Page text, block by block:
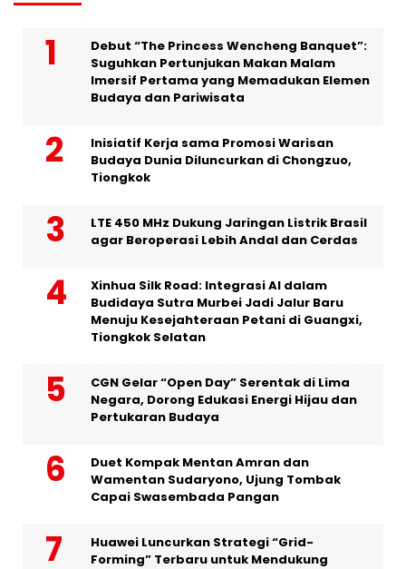
Debut “The Princess Wencheng Banquet”:
Suguhkan Pertunjukan Makan Malam
Imersif Pertama yang Memadukan Elemen
Budaya dan Pariwisata
Inisiatif Kerja sama Promosi Warisan
Budaya Dunia Diluncurkan di Chongzuo,
Tiongkok
LTE 450 MHz Dukung Jaringan Listrik Brasil
agar Beroperasi Lebih Andal dan Cerdas
Xinhua Silk Road: Integrasi AI dalam
Budidaya Sutra Murbei Jadi Jalur Baru
Menuju Kesejahteraan Petani di Guangxi,
Tiongkok Selatan
CGN Gelar “Open Day” Serentak di Lima
Negara, Dorong Edukasi Energi Hijau dan
Pertukaran Budaya
Duet Kompak Mentan Amran dan
Wamentan Sudaryono, Ujung Tombak
Capai Swasembada Pangan
Huawei Luncurkan Strategi “Grid-
Forming” Terbaru untuk Mendukung